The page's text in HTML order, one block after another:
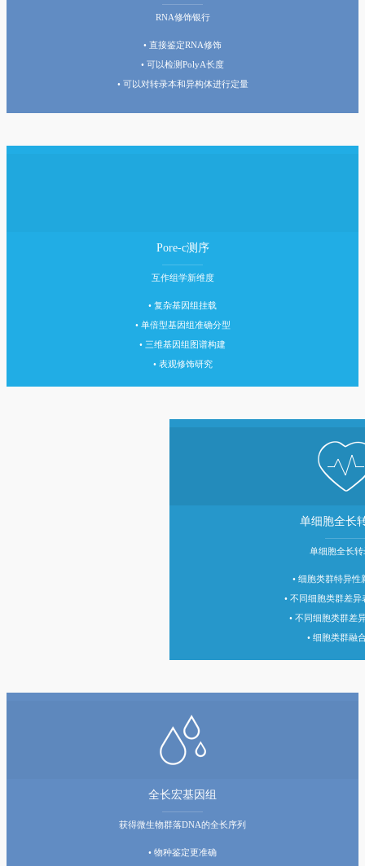
RNA修饰银行
• 直接鉴定RNA修饰
• 可以检测PolyA长度
• 可以对转录本和异构体进行定量
Pore-c测序
互作组学新维度
• 复杂基因组挂载
• 单倍型基因组准确分型
• 三维基因组图谱构建
• 表观修饰研究
单细胞全长
单细胞全长转
• 细胞类群特异性
• 不同细胞类群差异
• 不同细胞类群差
• 细胞类群融
全长宏基因组
获得微生物群落DNA的全长序列
• 物种鉴定更准确